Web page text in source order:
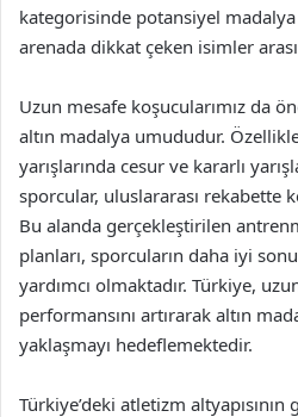
kategorisinde potansiyel madalya
arenada dikkat çeken isimler
Uzun mesafe koşucularımız da
altın madalya umududur.
yarışlarında cesur ve kararlı
sporcular, uluslararası rekabette
Bu alanda gerçekleştirilen
planları, sporcuların daha iyi
yardımcı olmaktadır. Türkiye,
performansını artırarak altın
yaklaşmayı hedeflemektedir.
Türkiye’deki atletizm